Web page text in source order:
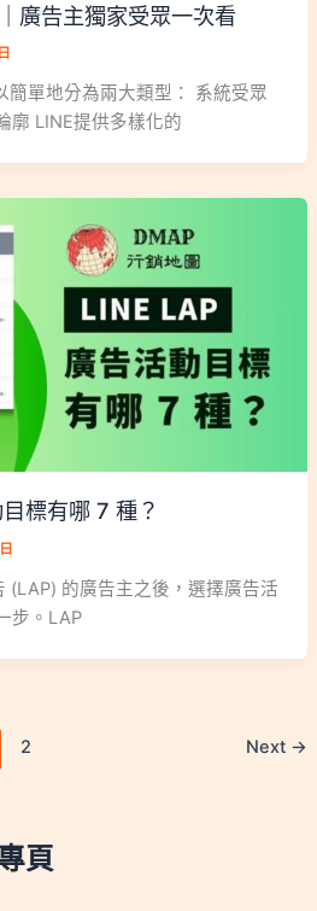
廣告主獨家受眾一次看
簡單地分為兩大類型： 系統受眾
廓 LINE提供多樣化的
標有哪 7 種？
(LAP) 的廣告主之後，選擇廣告活
步。LAP
2 Next →
頁